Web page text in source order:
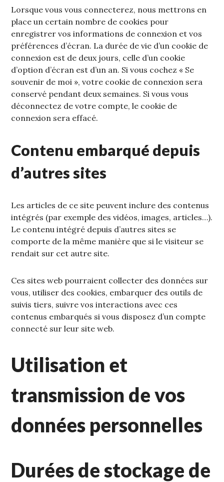
Lorsque vous vous connecterez, nous mettrons en
place un certain nombre de cookies pour
enregistrer vos informations de connexion et vos
préférences d’écran. La durée de vie d’un cookie de
connexion est de deux jours, celle d’un cookie
d’option d’écran est d’un an. Si vous cochez « Se
souvenir de moi », votre cookie de connexion sera
conservé pendant deux semaines. Si vous vous
déconnectez de votre compte, le cookie de
connexion sera effacé.
Contenu embarqué depuis
d’autres sites
Les articles de ce site peuvent inclure des contenus
intégrés (par exemple des vidéos, images, articles…).
Le contenu intégré depuis d’autres sites se
comporte de la même manière que si le visiteur se
rendait sur cet autre site.
Ces sites web pourraient collecter des données sur
vous, utiliser des cookies, embarquer des outils de
suivis tiers, suivre vos interactions avec ces
contenus embarqués si vous disposez d’un compte
connecté sur leur site web.
Utilisation et
transmission de vos
données personnelles
Durées de stockage de